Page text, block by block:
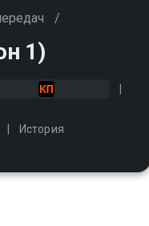
/
1)
История